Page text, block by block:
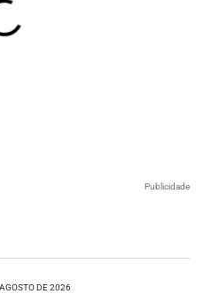
Publicidade
DE 2026